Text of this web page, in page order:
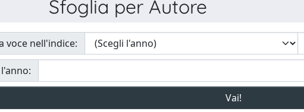
Sfoglia per Autore
voce nell'indice: